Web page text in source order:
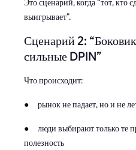
Это сценарий, когда “тот, кто
выигрывает”.
Сценарий 2:
сильные DPIN”
Что происходит:
● рынок не падает, но и не
● люди выбирают только те
полезность